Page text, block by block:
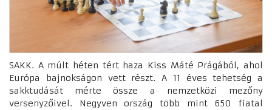
SAKK. A múlt héten tért haza Kiss Máté Prágából, ahol
Európa bajnokságon vett részt. A 11 éves tehetség a
sakktudását mérte össze a nemzetközi mezőny
versenyzőivel. Negyven ország több mint 650 fiatal